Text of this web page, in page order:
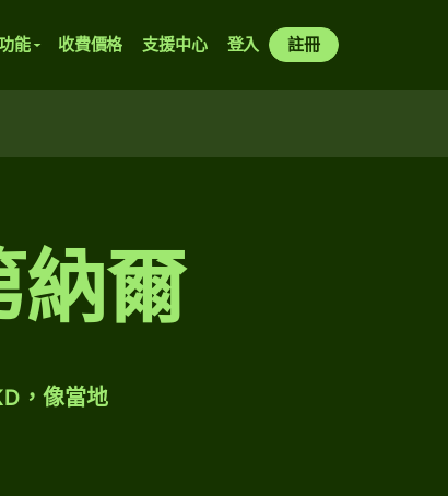
能 收費價格 支援中心 登入 註冊
納爾
，像當地